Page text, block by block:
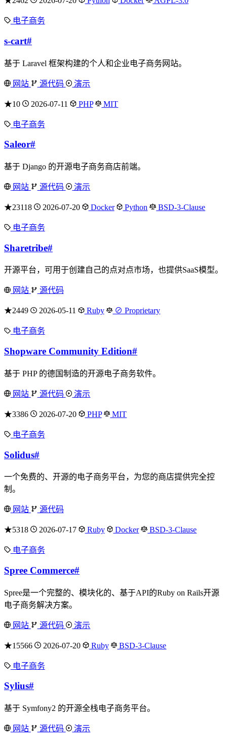
电子商务
s-cart#
基于 Laravel 框架构建的个人和企业电子商务网站。
网站 源代码 演示
★10 2026-07-11 PHP MIT
电子商务
Saleor#
基于 Django 的开源电子商务商店前端。
网站 源代码 演示
★23118 2026-07-20 Docker Python BSD-3-Clause
电子商务
Sharetribe#
开源平台，可用于创建自己的点对点市场，也提供SaaS模型。
网站 源代码
★2449 2026-05-11 Ruby ⊘ Proprietary
电子商务
Shopware Community Edition#
基于 PHP 的德国制造的开源电子商务软件。
网站 源代码 演示
★3386 2026-07-20 PHP MIT
电子商务
Solidus#
一个免费的、开源的电子商务平台，为您的商店提供完全控
制。
网站 源代码
★5318 2026-07-17 Ruby Docker BSD-3-Clause
电子商务
Spree Commerce#
Spree是一个完整的、模块化的、基于API的Ruby on Rails开源
电子商务解决方案。
网站 源代码 演示
★15566 2026-07-20 Ruby BSD-3-Clause
电子商务
Sylius#
基于 Symfony2 的开源全栈电子商务平台。
网站 源代码 演示